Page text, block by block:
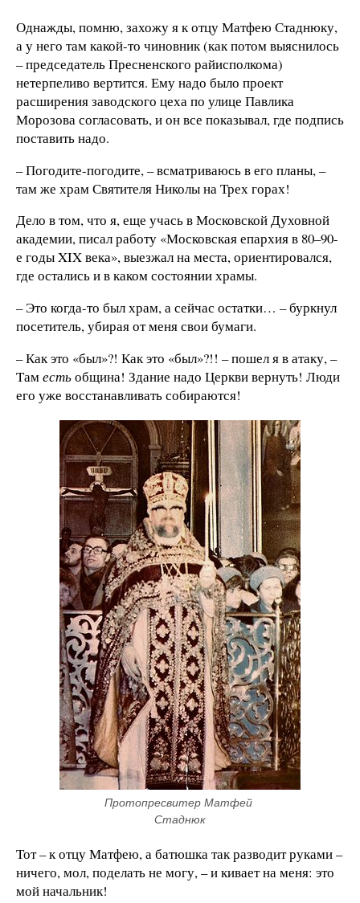
Однажды, помню, захожу я к отцу Матфею Стаднюку,
а у него там какой-то чиновник (как потом выяснилось
– председатель Пресненского райисполкома)
нетерпеливо вертится. Ему надо было проект
расширения заводского цеха по улице Павлика
Морозова согласовать, и он все показывал, где подпись
поставить надо.
– Погодите-погодите, – всматриваюсь в его планы, –
там же храм Святителя Николы на Трех горах!
Дело в том, что я, еще учась в Московской Духовной
академии, писал работу «Московская епархия в 80–90-
е годы XIX века», выезжал на места, ориентировался,
где остались и в каком состоянии храмы.
– Это когда-то был храм, а сейчас остатки… – буркнул
посетитель, убирая от меня свои бумаги.
– Как это «был»?! Как это «был»?!! – пошел я в атаку, –
Таместьобщина! Здание надо Церкви вернуть! Люди
его уже восстанавливать собираются!
Протопресвитер Матфей
Стаднюк
Тот – к отцу Матфею, а батюшка так разводит руками –
ничего, мол, поделать не могу, – и кивает на меня: это
мой начальник!